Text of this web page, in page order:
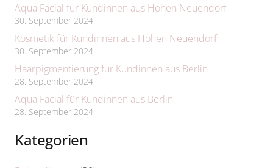
Aqua Facial für Kundinnen aus Hohen Neuendorf
30. September 2024
Kosmetik für Kundinnen aus Hohen Neuendorf
30. September 2024
Haarpigmentierung für Kundinnen aus Berlin
28. September 2024
Aqua Facial für Kundinnen aus Berlin
28. September 2024
Kategorien